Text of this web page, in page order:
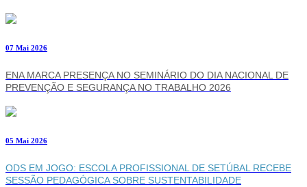
07 Mai 2026
ENA MARCA PRESENÇA NO SEMINÁRIO DO DIA NACIONAL DE
PREVENÇÃO E SEGURANÇA NO TRABALHO 2026
05 Mai 2026
ODS EM JOGO: ESCOLA PROFISSIONAL DE SETÚBAL RECEBE
SESSÃO PEDAGÓGICA SOBRE SUSTENTABILIDADE